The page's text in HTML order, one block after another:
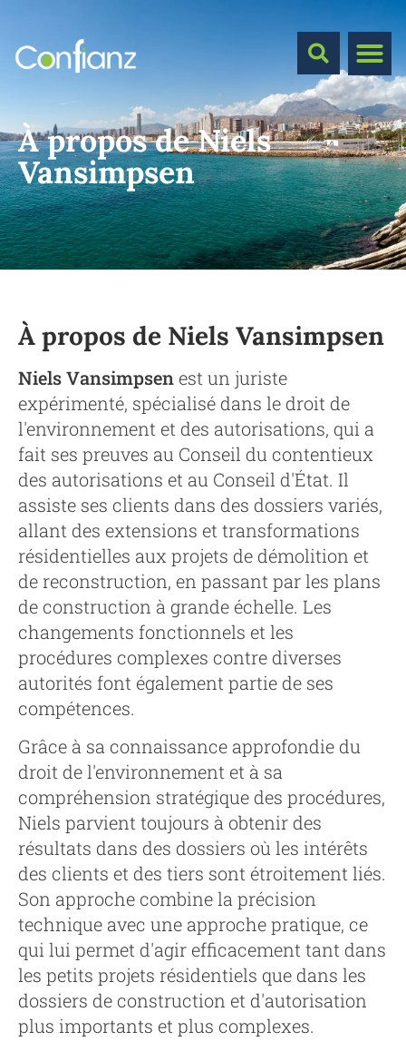
À propos de Niels
Vansimpsen
À propos de Niels Vansimpsen
Niels Vansimpsen est un juriste
expérimenté, spécialisé dans le droit de
l'environnement et des autorisations, qui a
fait ses preuves au Conseil du contentieux
des autorisations et au Conseil d'État. Il
assiste ses clients dans des dossiers variés,
allant des extensions et transformations
résidentielles aux projets de démolition et
de reconstruction, en passant par les plans
de construction à grande échelle. Les
changements fonctionnels et les
procédures complexes contre diverses
autorités font également partie de ses
compétences.
Grâce à sa connaissance approfondie du
droit de l'environnement et à sa
compréhension stratégique des procédures,
Niels parvient toujours à obtenir des
résultats dans des dossiers où les intérêts
des clients et des tiers sont étroitement liés.
Son approche combine la précision
technique avec une approche pratique, ce
qui lui permet d'agir efficacement tant dans
les petits projets résidentiels que dans les
dossiers de construction et d'autorisation
plus importants et plus complexes.